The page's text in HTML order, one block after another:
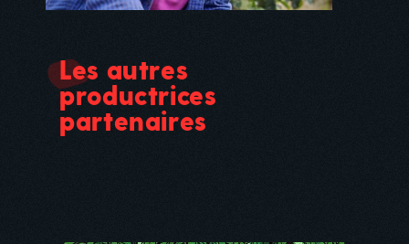
Les autres
productrices
partenaires